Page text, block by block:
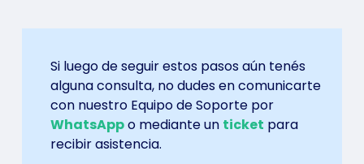
Si luego de seguir estos pasos aún tenés
alguna consulta, no dudes en comunicarte
con nuestro Equipo de Soporte por
WhatsAppo mediante un ticket para
recibir asistencia.